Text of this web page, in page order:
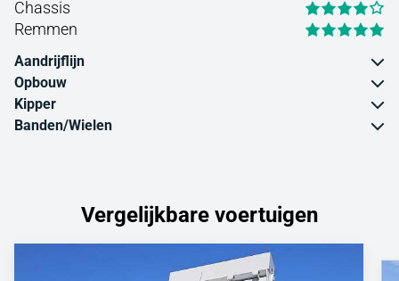
Chassis
Remmen
Aandrijflijn
Opbouw
Kipper
Banden/Wielen
Vergelijkbare voertuigen